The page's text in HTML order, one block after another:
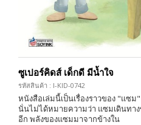
ซูเปอร์คิดส์ เด็กดี มีน้ำใจ
รหัสสินค้า : I-KID-0742
หนังสือเล่มนี้เป็นเรื่องราวของ "แซ
นั่นไม่ได้หมายความว่า แซมเดินทา
อีก พลังของแซมมาจากข้างใน